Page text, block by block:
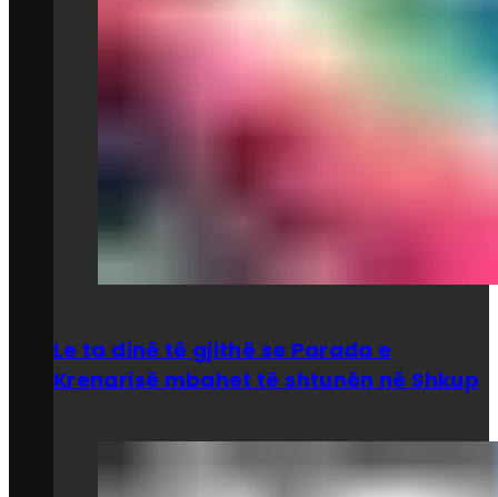
Le ta dinë të gjithë se Parada e
Krenarisë mbahet të shtunën në Shkup